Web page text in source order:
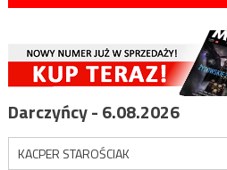
Darczyńcy - 6.08.2026
KACPER STAROŚCIAK